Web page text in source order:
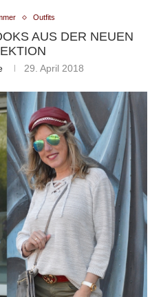
Outfits
AUS DER NEUEN
29. April 2018